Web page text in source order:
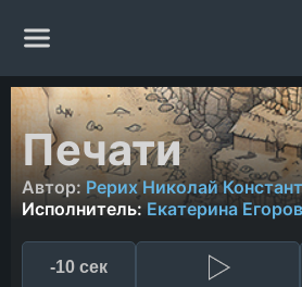
Главная
Жанры
Авторы
Печати
Автор: Рерих Николай
Исполнитель:Екатерина
-10 сек